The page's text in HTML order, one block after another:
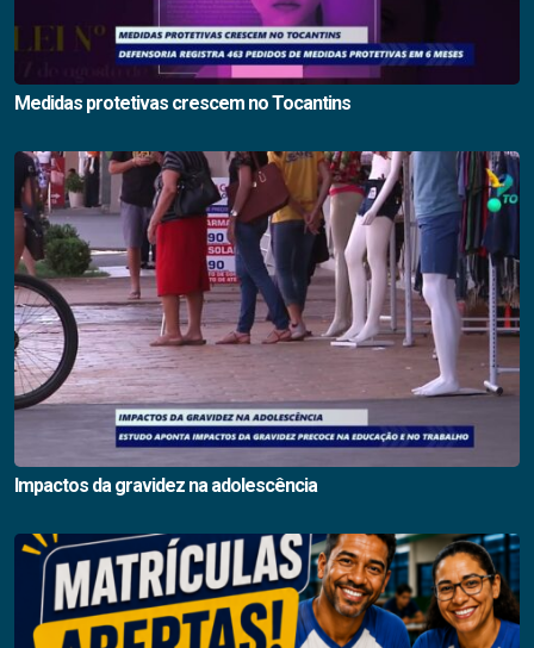
Medidas protetivas crescem no Tocantins
Impactos da gravidez na adolescência